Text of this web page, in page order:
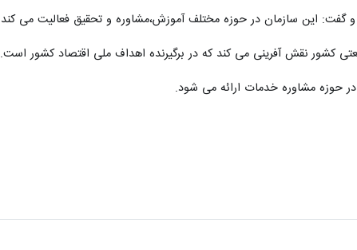
کشور نقش آفرینی می کند که در برگیرنده اهداف ملی اقتصاد کشور است.
در حوزه مشاوره خدمات ارائه می شود.